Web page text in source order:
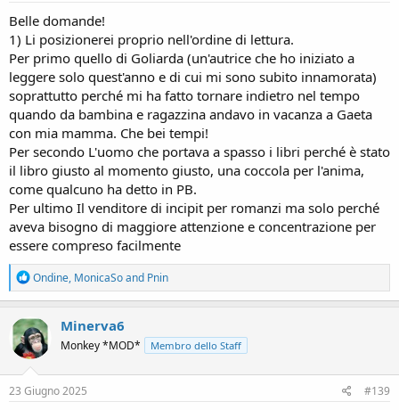
Belle domande!
1) Li posizionerei proprio nell'ordine di lettura.
Per primo quello di Goliarda (un'autrice che ho iniziato a
leggere solo quest'anno e di cui mi sono subito innamorata)
soprattutto perché mi ha fatto tornare indietro nel tempo
quando da bambina e ragazzina andavo in vacanza a Gaeta
con mia mamma. Che bei tempi!
Per secondo L'uomo che portava a spasso i libri perché è stato
il libro giusto al momento giusto, una coccola per l'anima,
come qualcuno ha detto in PB.
Per ultimo Il venditore di incipit per romanzi ma solo perché
aveva bisogno di maggiore attenzione e concentrazione per
essere compreso facilmente
R
e
a
c
t
i
o
n
s
Ondine, MonicaSoand Pnin
Minerva6
Monkey *MOD* Membro dello Staff
23 Giugno 2025 #139